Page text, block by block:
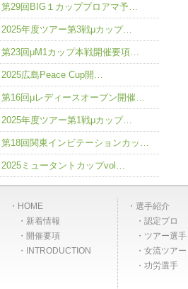
第29回BIG１カッププロアマ予…
2025年度ツアー第3戦μカップ…
第23回μM1カップ本戦開催要項…
2025広島Peace Cup開…
第16回μレディースオープン開催…
2025年度ツアー第1戦μカップ…
第18回関東インビテーションカッ…
2025ミュータントカップvol…
HOME
新着情報
開催要項
INTRODUCTION
選手紹介
認定プロ
ツアー選手
女流ツアー
功労選手